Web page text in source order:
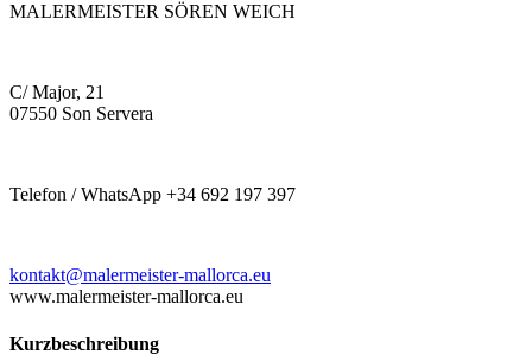
MALERMEISTER SÖREN WEICH
C/ Major, 21
07550 Son Servera
Telefon / WhatsApp +34 692 197 397
kontakt@malermeister-mallorca.eu
www.malermeister-mallorca.eu
Kurzbeschreibung